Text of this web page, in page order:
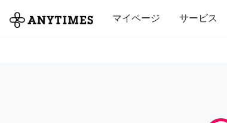
マイページ サービス
全て 修理・組立 家事